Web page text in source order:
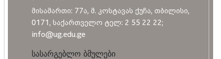
მისამართი: 77ა, მ. კოსტავას ქუჩა, თბილისი,
0171, საქართველო ტელ: 2 55 22 22;
info@ug.edu.ge
სასარგებლო ბმულები